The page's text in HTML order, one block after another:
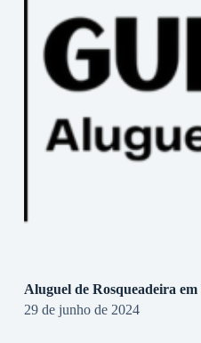
Aluguel de Rosqueadeira em
29 de junho de 2024